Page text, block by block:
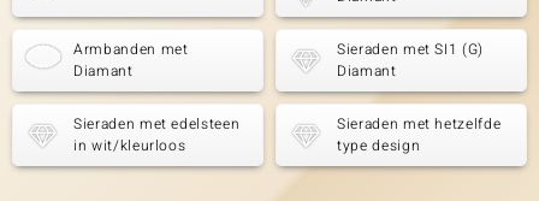
Armbanden met
Diamant
Sieraden met SI1 (G)
Diamant
Sieraden met edelsteen
in wit/kleurloos
Sieraden met hetzelfde
type design